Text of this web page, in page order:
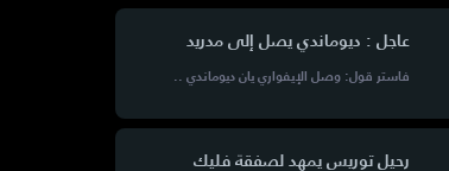
عاجل : ديوماندي يصل إلى مدريد
فاستر قول: وصل الإيفواري يان ديوماندي ..
رحيل توريس يمهد لصفقة فليك